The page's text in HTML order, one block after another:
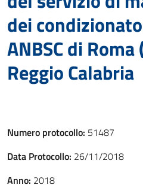
dei
ANBSC di Roma
Reggio Calabria
Numero protocollo: 51487
Data Protocollo: 26/11/2018
Anno: 2018